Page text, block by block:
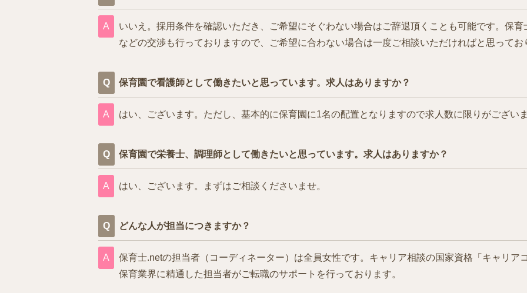
いいえ。採用条件を確認いただき、ご希望にそぐわない場合はご辞退頂くことも可能です。保
などの交渉も行っておりますので、ご希望に合わない場合は一度ご相談いただければと思ってお
保育園で看護師として働きたいと思っています。求人はありますか？
はい、ございます。ただし、基本的に保育園に1名の配置となりますので求人数に限りがござい
保育園で栄養士、調理師として働きたいと思っています。求人はありますか？
はい、ございます。まずはご相談くださいませ。
どんな人が担当につきますか？
保育士.netの担当者（コーディネーター）は全員女性です。キャリア相談の国家資格「キャリア
保育業界に精通した担当者がご転職のサポートを行っております。